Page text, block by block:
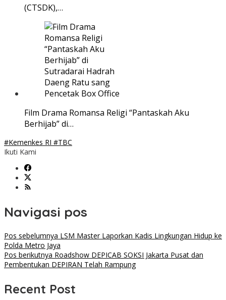
(CTSDK),…
Film Drama Romansa Religi “Pantaskah Aku
Berhijab” di…
#Kemenkes RI #TBC
Ikuti Kami
Navigasi pos
Pos sebelumnya LSM Master Laporkan Kadis Lingkungan Hidup ke
Polda Metro Jaya
Pos berikutnya Roadshow DEPICAB SOKSI Jakarta Pusat dan
Pembentukan DEPIRAN Telah Rampung
Recent Post